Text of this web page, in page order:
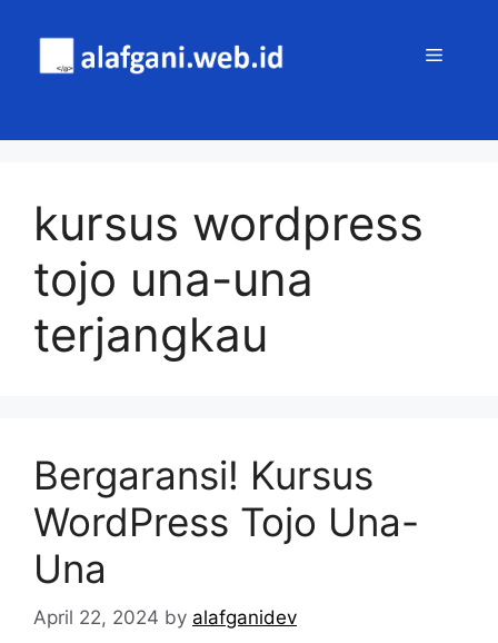
content
MENU
kursus wordpress
tojo una-una
terjangkau
Bergaransi! Kursus
WordPress Tojo Una-
Una
April 22, 2024 by alafganidev